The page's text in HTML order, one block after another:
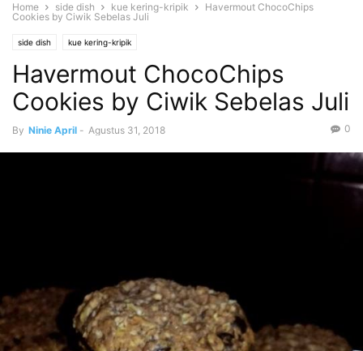
Home side dish kue kering-kripik
Havermout ChocoChips
Cookies by Ciwik Sebelas Juli
side dish kue kering-kripik
Havermout ChocoChips
Cookies by Ciwik Sebelas Juli
By Ninie April - Agustus 31, 2018 0